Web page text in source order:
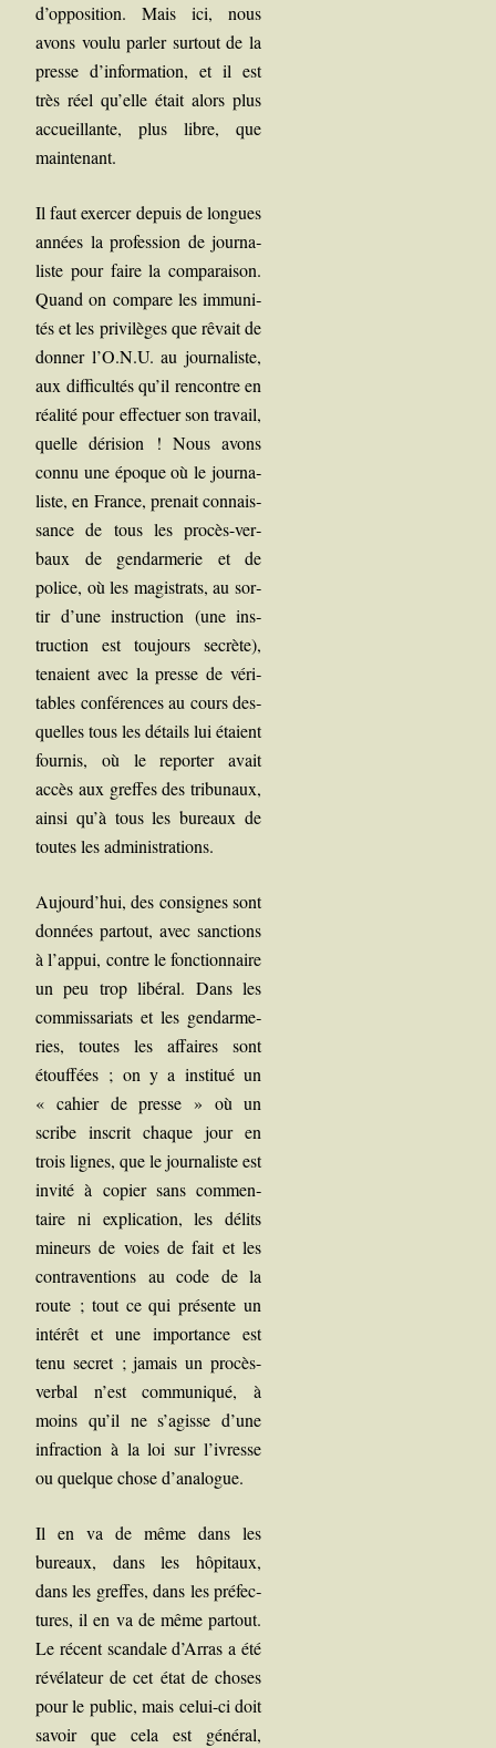
d’opposition. Mais ici, nous
avons vou­lu par­ler sur­tout de la
presse d’information, et il est
très réel qu’elle était alors plus
accueillante, plus libre, que
maintenant.
Il faut exer­cer depuis de longues
années la pro­fes­sion de jour­na­
liste pour faire la com­pa­rai­son.
Quand on com­pare les immu­ni­
tés et les pri­vi­lèges que rêvait de
don­ner l’O.N.U. au jour­na­liste,
aux dif­fi­cul­tés qu’il ren­contre en
réa­li­té pour effec­tuer son tra­vail,
quelle déri­sion ! Nous avons
connu une époque où le jour­na­
liste, en France, pre­nait connais­
sance de tous les pro­cès-ver­
baux de gen­darmerie et de
police, où les magis­trats, au sor­
tir d’une ins­truc­tion (une ins­
truc­tion est tou­jours secrète),
tenaient avec la presse de véri­
tables confé­rences au cours des­
quelles tous les détails lui étaient
four­nis, où le repor­ter avait
accès aux greffes des tri­bu­naux,
ain­si qu’à tous les bureaux de
toutes les administrations.
Aujourd’hui, des consignes sont
don­nées par­tout, avec sanc­tions
à l’appui, contre le fonc­tion­naire
un peu trop libé­ral. Dans les
com­mis­sa­riats et les gen­dar­me­
ries, toutes les affaires sont
étouf­fées ; on y a ins­ti­tué un
« cahier de presse » où un
scribe ins­crit chaque jour en
trois lignes, que le jour­na­liste est
invi­té à copier sans com­men­
taire ni expli­ca­tion, les délits
mineurs de voies de fait et les
contra­ven­tions au code de la
route ; tout ce qui pré­sente un
inté­rêt et une impor­tance est
tenu secret ; jamais un pro­cès-
ver­bal n’est com­mu­ni­qué, à
moins qu’il ne s’agisse d’une
infrac­tion à la loi sur l’ivresse
ou quelque chose d’analogue.
Il en va de même dans les
bureaux, dans les hôpi­taux,
dans les greffes, dans les pré­fec­
tures, il en va de même par­tout.
Le récent scan­dale d’Arras a été
révé­la­teur de cet état de choses
pour le public, mais celui-ci doit
savoir que cela est géné­ral,